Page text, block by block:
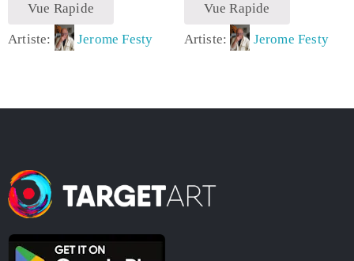
Vue Rapide
Artiste: Jerome Festy
Vue Rapide
Artiste: Jerome Festy